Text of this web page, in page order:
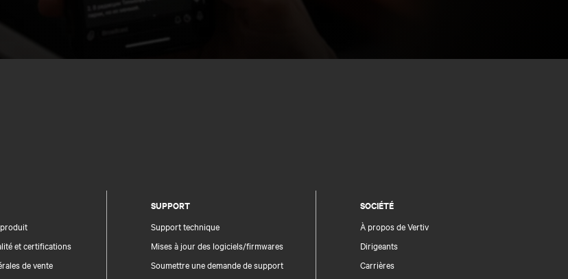
et certifications
de vente
SUPPORT
Support technique
Mises à jour des logiciels/firmwares
Soumettre une demande de support
SOCIÉTÉ
À propos de Vertiv
Dirigeants
Carrières